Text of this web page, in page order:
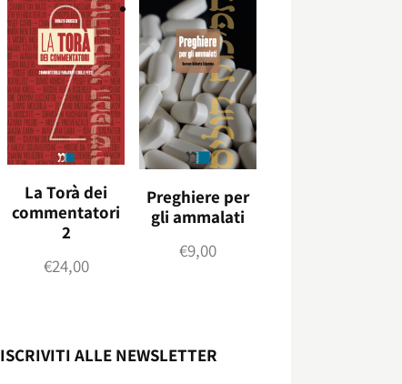
La Torà dei
commentatori
2
€24,00
Preghiere per
gli ammalati
€9,00
ISCRIVITI ALLE NEWSLETTER